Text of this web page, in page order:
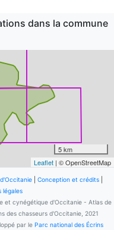
en 2026 Fiche espèce
1758)
en2026
Linnaeus, 1758
en2026 Fiche espèce
européen
(Linnaeus,
Fiche espèce
dans la commune
5 km
Leaflet | © OpenStreetMap
| Conception et crédits|
légales
et cynégétique d'Occitanie - Atlas de
des chasseurs d'Occitanie, 2021
par le Parc national des Écrins